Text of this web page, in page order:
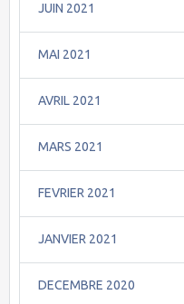
JUIN 2021
MAI 2021
AVRIL 2021
MARS 2021
FEVRIER 2021
JANVIER 2021
DECEMBRE 2020